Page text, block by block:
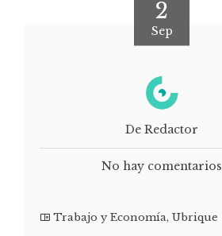
2
Sep
De Redactor
No hay comentarios
Trabajo y Economía, Ubrique